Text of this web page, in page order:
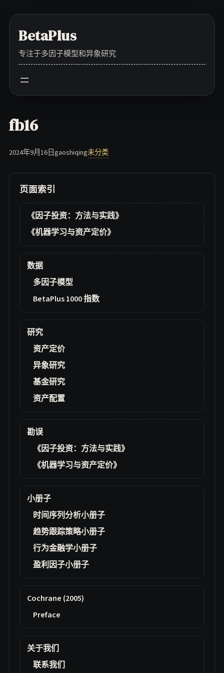
contentBetaPlus
专注于多因子模型和异象研究
fb16
2024年9月16日gaoshiqing未分类
页面索引
《因子投资：方法与实践》
《机器学习与资产定价》
数据
多因子模型
BetaPlus 1000 指数
研究
资产定价
异象研究
基金研究
资产配置
勘误
《因子投资：方法与实践》
《机器学习与资产定价》
小册子
时间序列分析小册子
趋势跟踪策略小册子
行为金融学小册子
盈利因子小册子
Cochrane (2005)
Preface
关于我们
联系我们